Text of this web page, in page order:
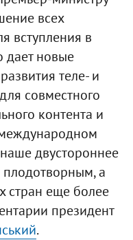
всех
вступления в
дает новые
теле- и
совместного
контента и
двустороннее
плодотворным, а
стран еще более
президент
.